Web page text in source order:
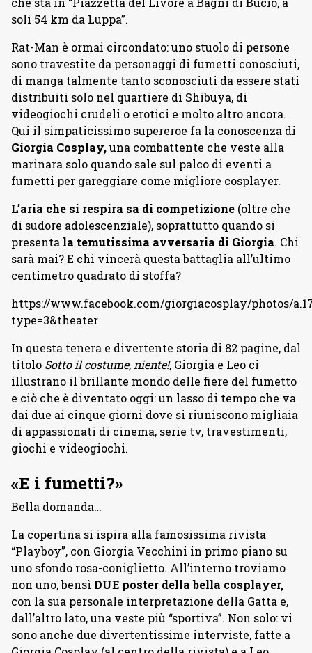
soli 54 km da Luppa”.
Rat-Man è ormai circondato: uno stuolo di persone
sono travestite da personaggi di fumetti conosciuti,
di manga talmente tanto sconosciuti da essere stati
distribuiti solo nel quartiere di Shibuya, di
videogiochi crudeli o erotici e molto altro ancora.
Qui il simpaticissimo supereroe fa la conoscenza di
Giorgia Cosplay,una combattente che veste alla
marinara solo quando sale sul palco di eventi a
fumetti per gareggiare come migliore cosplayer.
L’aria che si respira sa di competizione (oltre che
di sudore adolescenziale), soprattutto quando si
presenta la temutissima avversaria di Giorgia. Chi
sarà mai? E chi vincerà questa battaglia all’ultimo
centimetro quadrato di stoffa?
https://www.facebook.com/giorgiacosplay/photos/
type=3&theater
In questa tenera e divertente storia di 82 pagine, dal
titolo Sotto il costume, niente!, Giorgia e Leo ci
illustrano il brillante mondo delle fiere del fumetto
e ciò che è diventato oggi: un lasso di tempo che va
dai due ai cinque giorni dove si riuniscono migliaia
di appassionati di cinema, serie tv, travestimenti,
giochi e videogiochi.
«E i fumetti?»
Bella domanda…
La copertina si ispira alla famosissima rivista
“Playboy”, con Giorgia Vecchini in primo piano su
uno sfondo rosa-coniglietto. All’interno troviamo
non uno, bensì DUE poster della bella cosplayer,
con la sua personale interpretazione della Gatta e,
dall’altro lato, una veste più “sportiva”. Non solo: vi
sono anche due divertentissime interviste, fatte a